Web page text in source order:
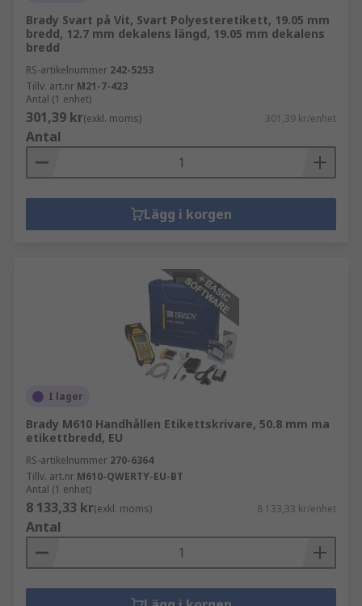
Brady Svart på Vit, Svart Polyesteretikett, 19.05 mm
bredd, 12.7 mm dekalens längd, 19.05 mm dekalens
bredd
RS-artikelnummer 242-5253
Tillv. art.nr M21-7-423
Antal (1 enhet)
301,39 kr(exkl. moms) 301,39 kr/enhet
Antal
Lägg i korgen
I lager
Brady M610 Handhållen Etikettskrivare, 50.8 mm ma
etikettbredd, EU
RS-artikelnummer 270-6364
Tillv. art.nr M610-QWERTY-EU-BT
Antal (1 enhet)
8 133,33 kr(exkl. moms) 8 133,33 kr/enhet
Antal